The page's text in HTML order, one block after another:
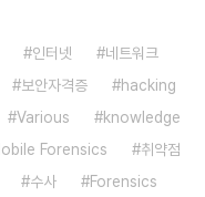
인터넷
네트워크
보안자격증
hacking
Various
knowledge
Forensics
취약점
수사
Forensics